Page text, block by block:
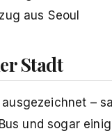
aus Seoul
Stadt
–
und sogar